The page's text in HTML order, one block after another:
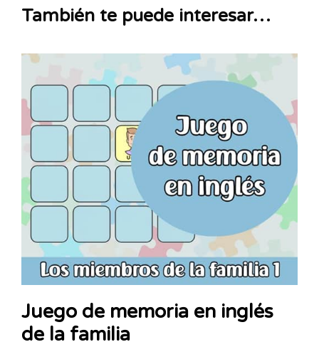
También te puede interesar…
Juego de memoria en inglés
de la familia